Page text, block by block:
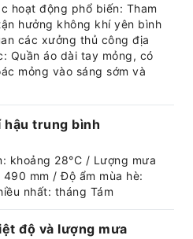
hoạt động phổ biến: Tham
hưởng không khí yên bình
các xưởng thủ công địa
Quần áo dài tay mỏng, có
mỏng vào sáng sớm và
hậu trung bình
khoảng 28°C / Lượng mưa
mm / Độ ẩm mùa hè:
nhất: tháng Tám
độ và lượng mưa